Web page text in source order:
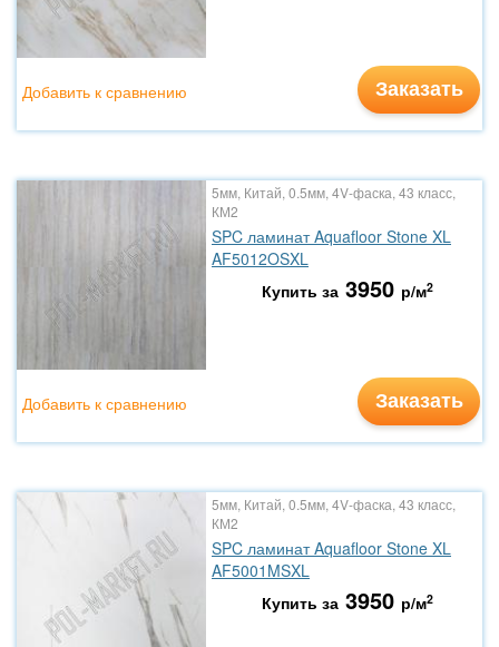
Заказать
Добавить к сравнению
5мм, Китай, 0.5мм, 4V-фаска, 43 класс,
КМ2
SPC ламинат Aquafloor Stone XL
AF5012OSXL
Купить за 3950 р/м2
Заказать
Добавить к сравнению
5мм, Китай, 0.5мм, 4V-фаска, 43 класс,
КМ2
SPC ламинат Aquafloor Stone XL
AF5001MSXL
Купить за 3950 р/м2